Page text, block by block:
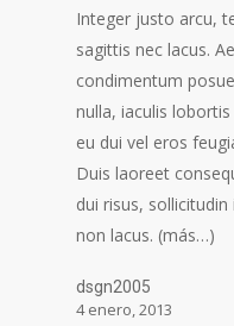
Integer justo arcu,
sagittis nec lacus.
condimentum
nulla, iaculis
eu dui vel eros
Duis laoreet
dui risus,
non lacus. (más…)
dsgn2005
4 enero, 2013